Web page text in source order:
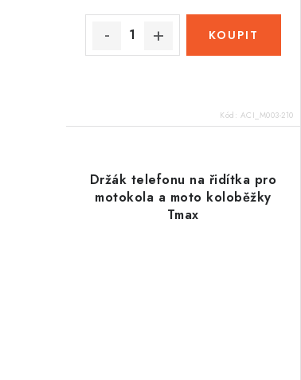
Kód: ACI_M003-210
Držák telefonu na řidítka pro
motokola a moto koloběžky
Tmax